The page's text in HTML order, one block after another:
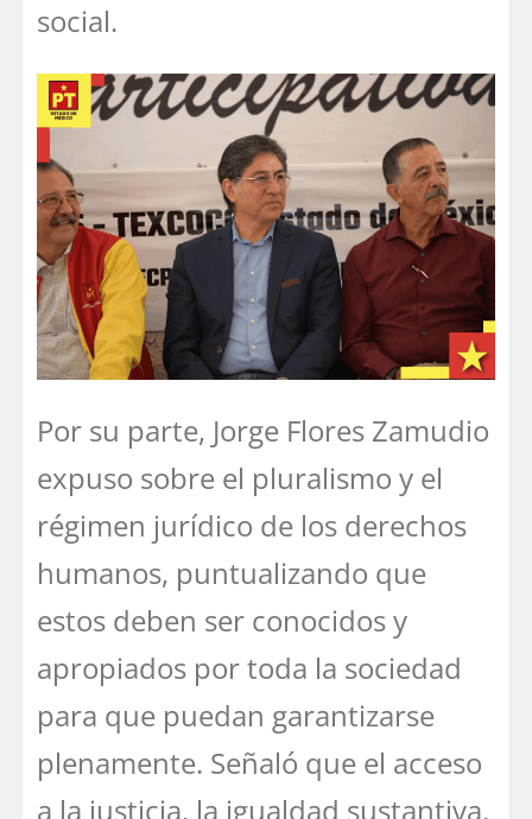
social.
Por su parte, Jorge Flores Zamudio
expuso sobre el pluralismo y el
régimen jurídico de los derechos
humanos, puntualizando que
estos deben ser conocidos y
apropiados por toda la sociedad
para que puedan garantizarse
plenamente. Señaló que el acceso
a la justicia, la igualdad sustantiva,